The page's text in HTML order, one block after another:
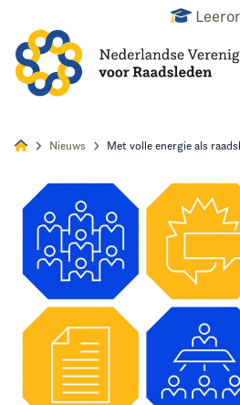
Home
Agenda
Nieuws
Opleiding
Kennis & Informatie
Nieuws Met volle energie als